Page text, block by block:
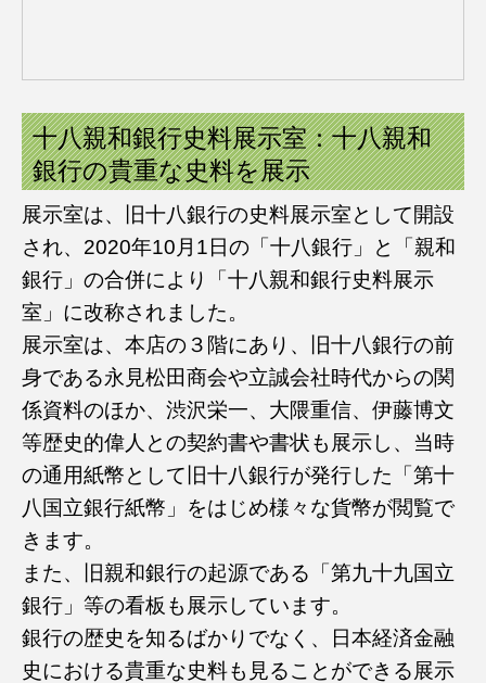
十八親和銀行史料展示室：十八親和
銀行の貴重な史料を展示
展示室は、旧十八銀行の史料展示室として開設
され、2020年10月1日の「十八銀行」と「親和
銀行」の合併により「十八親和銀行史料展示
室」に改称されました。
展示室は、本店の３階にあり、旧十八銀行の前
身である永見松田商会や立誠会社時代からの関
係資料のほか、渋沢栄一、大隈重信、伊藤博文
等歴史的偉人との契約書や書状も展示し、当時
の通用紙幣として旧十八銀行が発行した「第十
八国立銀行紙幣」をはじめ様々な貨幣が閲覧で
きます。
また、旧親和銀行の起源である「第九十九国立
銀行」等の看板も展示しています。
銀行の歴史を知るばかりでなく、日本経済金融
史における貴重な史料も見ることができる展示